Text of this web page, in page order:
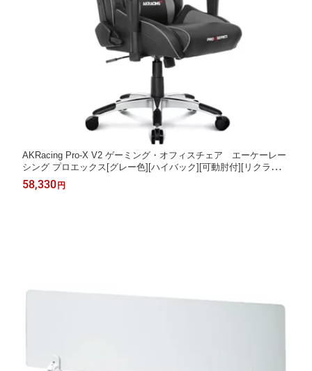
AKRacing Pro-X V2 ゲーミング・オフィスチェア エーケーレー
シング プロエックス[グレー色][ハイバック][可動肘付][リクライニ
ング][座面昇降][PUキャスター][組立家具]オフィス,SOHO,テレワ
ーク,eスポーツ向け
58,330 円